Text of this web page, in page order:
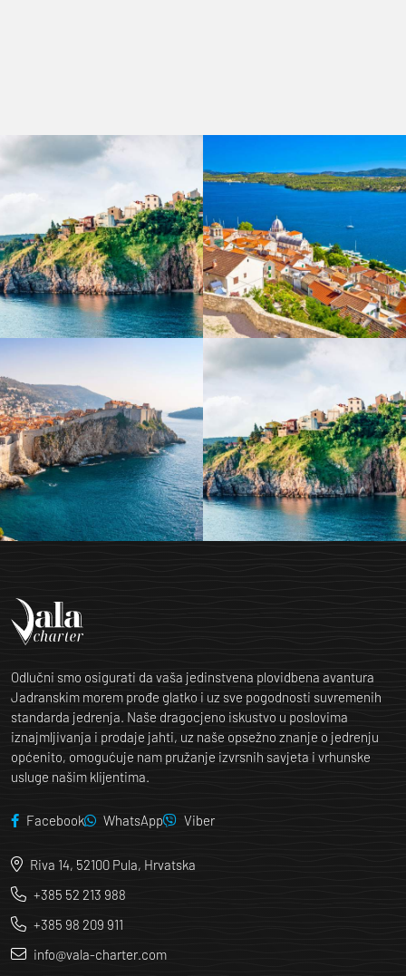
Odlučni smo osigurati da vaša jedinstvena plovidbena avantura
Jadranskim morem prođe glatko i uz sve pogodnosti suvremenih
standarda jedrenja. Naše dragocjeno iskustvo u poslovima
iznajmljivanja i prodaje jahti, uz naše opsežno znanje o jedrenju
općenito, omogućuje nam pružanje izvrsnih savjeta i vrhunske
usluge našim klijentima.
Facebook WhatsApp Viber
Riva 14, 52100 Pula, Hrvatska
+385 52 213 988
+385 98 209 911
info@vala-charter.com